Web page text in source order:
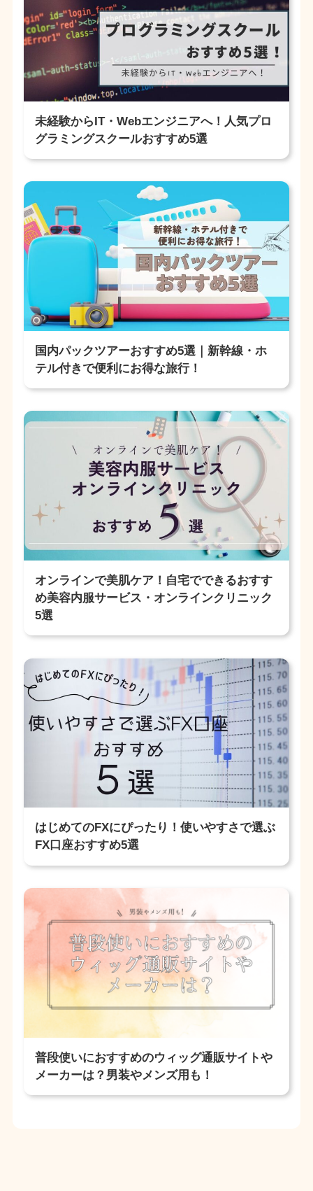
未経験からIT・Webエンジニアへ！人気プロ
グラミングスクールおすすめ5選
国内パックツアーおすすめ5選｜新幹線・ホ
テル付きで便利にお得な旅行！
オンラインで美肌ケア！自宅でできるおすす
め美容内服サービス・オンラインクリニック
5選
はじめてのFXにぴったり！使いやすさで選ぶ
FX口座おすすめ5選
普段使いにおすすめのウィッグ通販サイトや
メーカーは？男装やメンズ用も！